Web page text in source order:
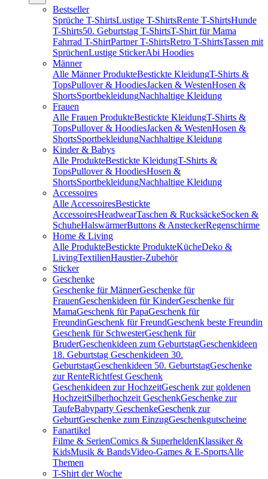
Bestseller
Sprüche T-ShirtsLustige T-ShirtsRente T-ShirtsHunde
T-Shirts50. Geburtstag T-ShirtsT-Shirt für Mama
Fahrrad T-ShirtPartner T-ShirtsRetro T-ShirtsTassen mit
SprüchenLustige StickerAbi Hoodies
Männer
Alle Männer ProdukteBestickte KleidungT-Shirts &
TopsPullover & HoodiesJacken & WestenHosen &
ShortsSportbekleidungNachhaltige Kleidung
Frauen
Alle Frauen ProdukteBestickte KleidungT-Shirts &
TopsPullover & HoodiesJacken & WestenHosen &
ShortsSportbekleidungNachhaltige Kleidung
Kinder & Babys
Alle ProdukteBestickte KleidungT-Shirts &
TopsPullover & HoodiesHosen &
ShortsSportbekleidungNachhaltige Kleidung
Accessoires
Alle AccessoiresBestickte
AccessoiresHeadwearTaschen & RucksäckeSocken &
SchuheHalswärmerButtons & AnsteckerRegenschirme
Home & Living
Alle ProdukteBestickte ProdukteKücheDeko &
LivingTextilienHaustier-Zubehör
Sticker
Geschenke
Geschenke für MännerGeschenke für
FrauenGeschenkideen für KinderGeschenke für
MamaGeschenk für PapaGeschenk für
FreundinGeschenk für FreundGeschenk beste Freundin
Geschenk für SchwesterGeschenk für
BruderGeschenkideen zum GeburtstagGeschenkideen
18. Geburtstag Geschenkideen 30.
GeburtstagGeschenkideen 50. GeburtstagGeschenke
zur RenteRichtfest Geschenk
Geschenkideen zur HochzeitGeschenk zur goldenen
HochzeitSilberhochzeit GeschenkGeschenke zur
TaufeBabyparty GeschenkeGeschenk zur
GeburtGeschenke zum EinzugGeschenkgutscheine
Fanartikel
Filme & SerienComics & SuperheldenKlassiker &
KidsMusik & BandsVideo-Games & E-SportsAlle
Themen
T-Shirt der Woche